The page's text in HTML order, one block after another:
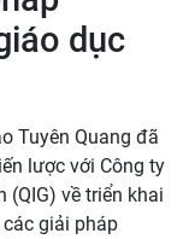
dục
Tuyên Quang đã
lược với Công ty
(QIG) về triển khai
giải pháp